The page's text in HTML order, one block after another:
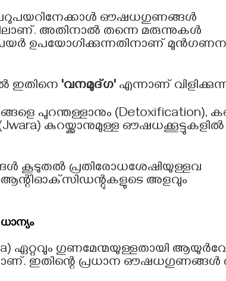
ഔഷധഗുണങ്ങൾ
അതിനാൽ തന്നെ മരുന്നുകൾ
ഉപയോഗിക്കുന്നതിനാണ് മുൻഗണന
ഇതിനെ 'വനമുദ്ഗ' എന്നാണ്
പുറന്തള്ളാനും (Detoxification),
(Jwara) കുറയ്ക്കാനുമുള്ള
കൂടുതൽ പ്രതിരോധശേഷിയുള്ളവ
അളവും
ഏറ്റവും ഗുണമേന്മയുള്ളതായി
ഇതിന്റെ പ്രധാന ഔഷധഗുണങ്ങൾ